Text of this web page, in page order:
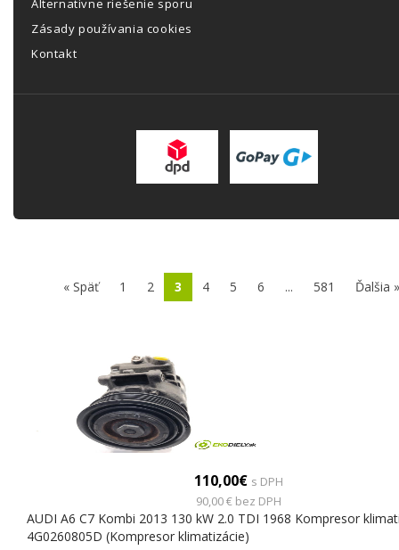
Alternativne riešenie sporu
Zásady používania cookies
Kontakt
« Späť 1 2 3 4 5 6 ... 581 Ďalšia »
110,00€ s DPH
90,00 € bez DPH
AUDI A6 C7 Kombi 2013 130 kW 2.0 TDI 1968 Kompresor
4G0260805D (Kompresor klimatizácie)